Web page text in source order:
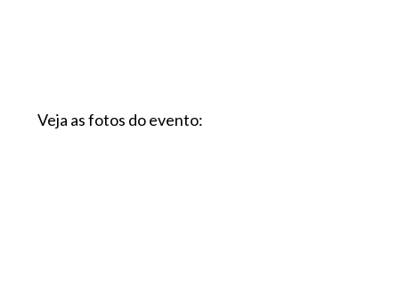
Veja as fotos do evento: